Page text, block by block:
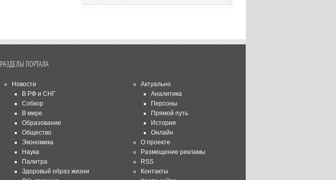
РАЗДЕЛЫ ПОРТАЛА
Новости
В РФ и СНГ
Собкор
В мире
Образование
Общество
Экономика
Наука
Палитра
Здоровый образ жизни
Актуально
Аналитика
Персоны
Прямой путь
История
Онлайн
О проекте
Размещение рекламы
RSS
Контакты